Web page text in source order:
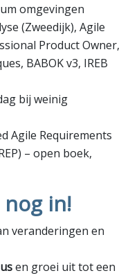
omgevingen
(Zweedijk), Agile
Product Owner,
BABOK v3, IREB
bij weinig
Agile Requirements
– open boek,
in!
veranderingen en
en groei uit tot een